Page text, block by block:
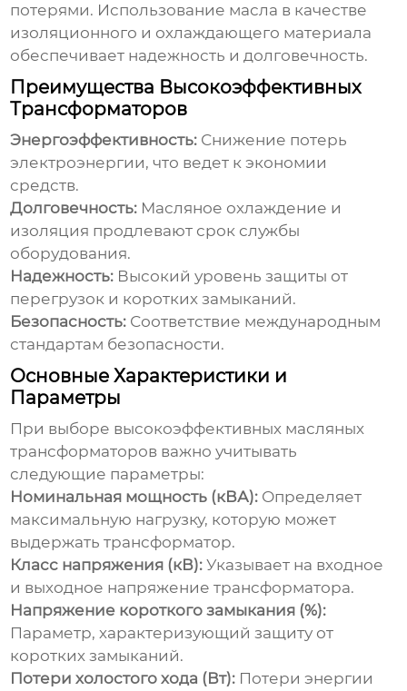
потерями. Использование масла в качестве
изоляционного и охлаждающего материала
обеспечивает надежность и долговечность.
Преимущества Высокоэффективных
Трансформаторов
Энергоэффективность: Снижение потерь
электроэнергии, что ведет к экономии
средств.
Долговечность: Масляное охлаждение и
изоляция продлевают срок службы
оборудования.
Надежность: Высокий уровень защиты от
перегрузок и коротких замыканий.
Безопасность: Соответствие международным
стандартам безопасности.
Основные Характеристики и
Параметры
При выборе высокоэффективных масляных
трансформаторов важно учитывать
следующие параметры:
Номинальная мощность (кВА): Определяет
максимальную нагрузку, которую может
выдержать трансформатор.
Класс напряжения (кВ): Указывает на входное
и выходное напряжение трансформатора.
Напряжение короткого замыкания (%):
Параметр, характеризующий защиту от
коротких замыканий.
Потери холостого хода (Вт): Потери энергии